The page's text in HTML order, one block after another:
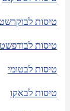
טיסות
טיסות לבודפשט
טיסות לבטומי
טיסות לבאקו